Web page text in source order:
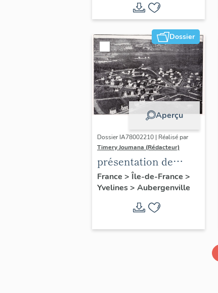
Dossier
Aperçu
Dossier IA78002210 | Réalisé par
Timery Joumana (Rédacteur)
présentation de
l'étude
d'Elisabethville
France > Île-de-France >
Yvelines> Aubergenville